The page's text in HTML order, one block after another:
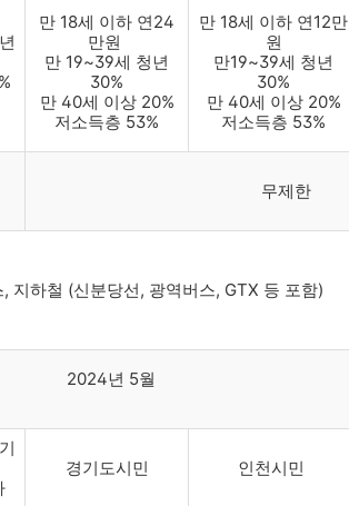
만 18세 이하 연24
만원
만 19~39세 청년
30%
만 40세 이상 20%
저소득층 53%
만 18세 이하 연12만
원
만19~39세 청년
30%
만 40세 이상 20%
저소득층 53%
무제한
지하철 (신분당선, 광역버스, GTX 등 포함)
2024년 5월
경기도시민 인천시민